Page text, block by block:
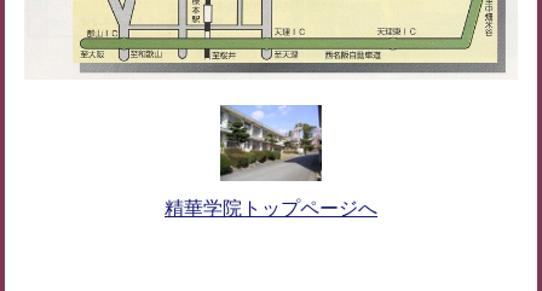
精華学院トップページへ